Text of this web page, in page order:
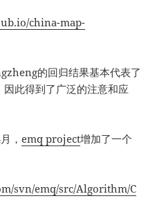
china-map-
的回归结果基本代表了
此得到了广泛的注意和应
，emq project增加了一个
svn/emq/src/Algorithm/C